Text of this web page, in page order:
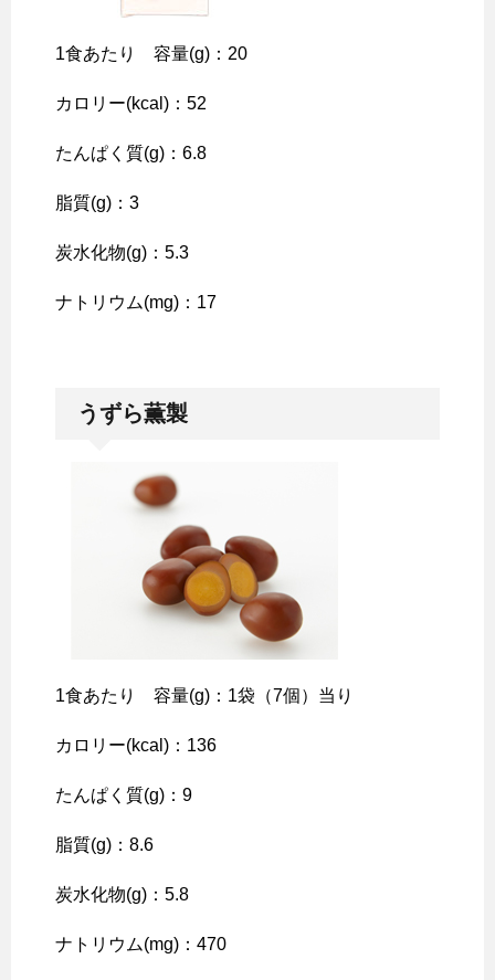
1食あたり 容量(g)：20
カロリー(kcal)：52
たんぱく質(g)：6.8
脂質(g)：3
炭水化物(g)：5.3
ナトリウム(mg)：17
うずら薫製
1食あたり 容量(g)：1袋（7個）当り
カロリー(kcal)：136
たんぱく質(g)：9
脂質(g)：8.6
炭水化物(g)：5.8
ナトリウム(mg)：470